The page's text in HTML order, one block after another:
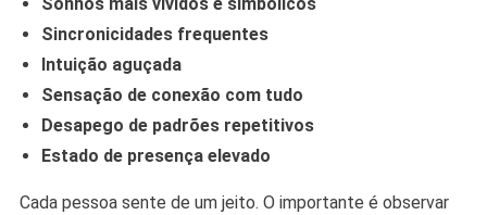
Sonhos mais vívidos e simbólicos
Sincronicidades frequentes
Intuição aguçada
Sensação de conexão com tudo
Desapego de padrões repetitivos
Estado de presença elevado
Cada pessoa sente de um jeito. O importante é observar